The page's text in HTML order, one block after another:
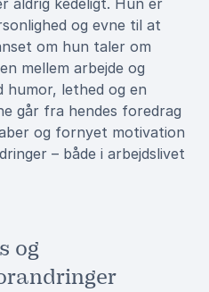
aldrig kedeligt. Hun er
og evne til at
om hun taler om
mellem arbejde og
humor, lethed og en
går fra hendes foredrag
og fornyet motivation
– både i arbejdslivet
og